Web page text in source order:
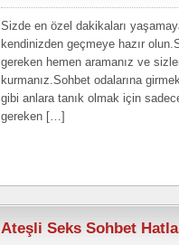
Sizde en özel dakikaları
kendinizden geçmeye hazır
gereken hemen aramanız ve
kurmanız.Sohbet odalarına
gibi anlara tanık olmak için
gereken […]
Ateşli Seks Sohbet